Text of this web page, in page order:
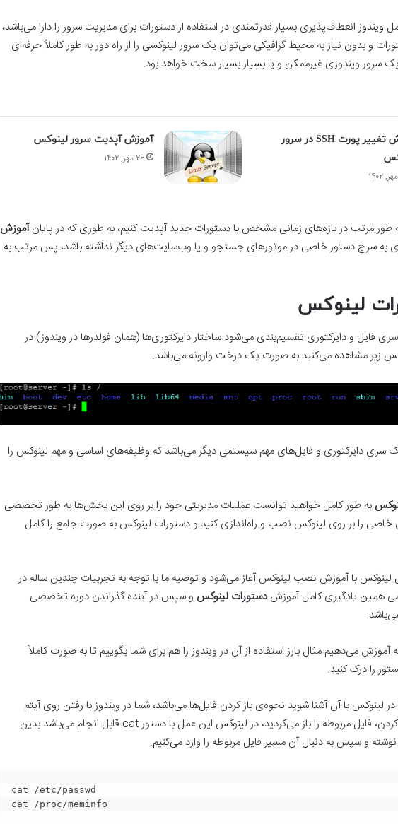
انعطاف‌پذیری بسیار قدرتمندی در استفاده از دستورات برای مدیریت سرور را دارا می‌باشد،
و بدون نیاز به محیط گرافیکی می‌توان یک سرور لینوکسی را از راه دور به طور کاملاً حرفه‌ای
سرور ویندوزی غیرممکن و یا بسیار بسیار سخت خواهد بود.
آموزش تغییر پورت SSH در سرور
آموزش آپدیت سرور لینوکس
۲۶ مهر, ۱۴۰۲
طور مرتب در بازه‌های زمانی مشخص با دستورات جدید آپدیت کنیم، به طوری که در پایانآموزش
به سرچ دستور خاصی در موتورهای جستجو و یا وب‌سایت‌های دیگر نداشته باشد، پس مرتب به
لینوکس
فایل و دایرکتوری تقسیم‌بندی می‌شود ساختار دایرکتوری‌ها (همان فولدرها در ویندوز) در
زیر مشاهده می‌کنید به صورت یک درخت وارونه می‌باشد.
سری دایرکتوری و فایل‌های مهم سیستمی دیگر می‌باشد که وظیفه‌های اساسی و مهم لینوکس را
به طور کامل خواهید توانست عملیات مدیریتی خود را بر روی این بخش‌ها به طور تخصصی
خاصی را بر روی لینوکس نصب و راه‌اندازی کنید و دستورات لینوکس به صورت جامع را کامل
لینوکس با آموزش نصب لینوکس آغاز می‌شود و توصیه ما با توجه به تجربیات چندین ساله در
همین یادگیری کامل آموزشدستورات لینوکس و سپس در آینده گذراندن دوره تخصصی
می‌دهیم مثال بارز استفاده از آن در ویندوز را هم برای شما بگوییم تا به صورت کاملاً
را درک کنید.
در لینوکس با آن آشنا شوید نحوه‌ی باز کردن فایل‌ها می‌باشد، شما در ویندوز با رفتن روی آیتم
موردنظر خود و دابل کلیک کردن، فایل مربوطه را باز می‌کردید، در لینوکس این عمل با دستور cat قابل انجام می‌باشد بدین
cat /etc/passwd
cat /proc/meminfo